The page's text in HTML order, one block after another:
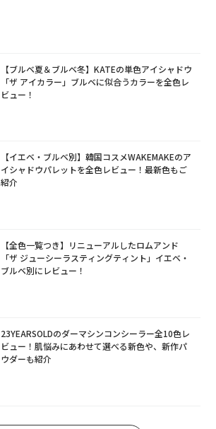
【ブルベ夏＆ブルベ冬】KATEの単色アイシャドウ
「ザ アイカラー」ブルベに似合うカラーを全色レ
ビュー！
【イエベ・ブルベ別】韓国コスメWAKEMAKEのア
イシャドウパレットを全色レビュー！最新色もご
紹介
【全色一覧つき】リニューアルしたロムアンド
「ザ ジューシーラスティングティント」イエベ・
ブルベ別にレビュー！
23YEARSOLDのダーマシンコンシーラー全10色レ
ビュー！肌悩みにあわせて選べる新色や、新作パ
ウダーも紹介